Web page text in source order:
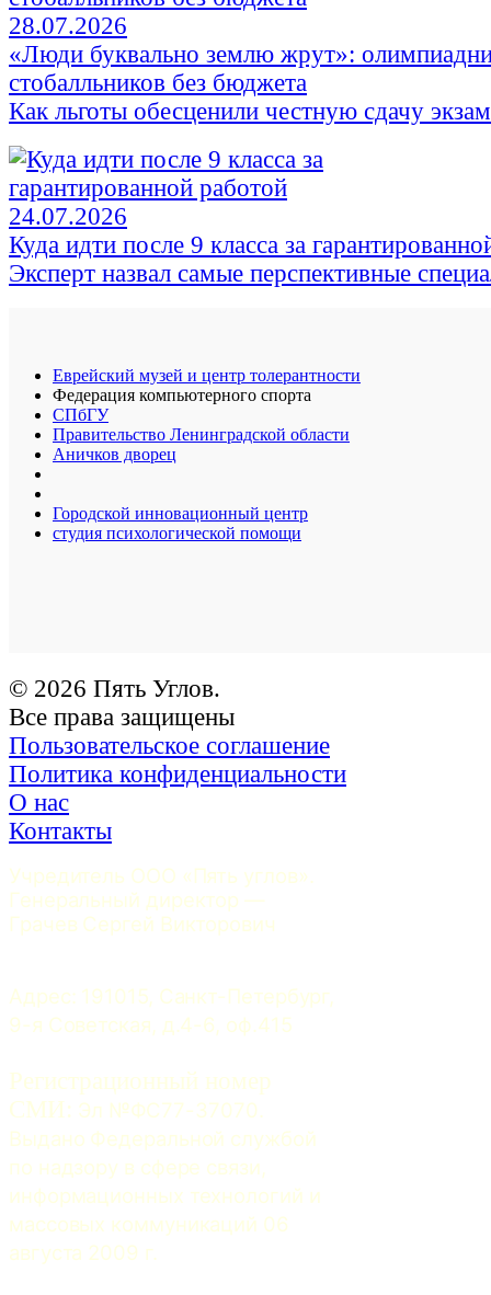
28.07.2026
«Люди буквально землю жрут»:
стобалльников без бюджета
Как льготы обесценили честную сдачу
24.07.2026
Куда идти после 9 класса за
Эксперт назвал самые перспективные
Еврейский музей и центр толерантности
Федерация компьютерного спорта
СПбГУ
Правительство Ленинградской области
Аничков дворец
Городской инновационный центр
студия психологической помощи
© 2026 Пять Углов.
Все права защищены
Пользовательское соглашение
Политика конфиденциальности
О нас
Контакты
Учредитель ООО «Пять углов».
Генеральный директор —
Грачев Сергей Викторович
Адрес: 191015, Санкт-Петербург,
9-я Советская, д.4-6, оф.415
Регистрационный номер
СМИ: Эл №ФС77-37070.
Выдано Федеральной службой
по надзору в сфере связи,
информационных технологий и
массовых коммуникаций 06
августа 2009 г.